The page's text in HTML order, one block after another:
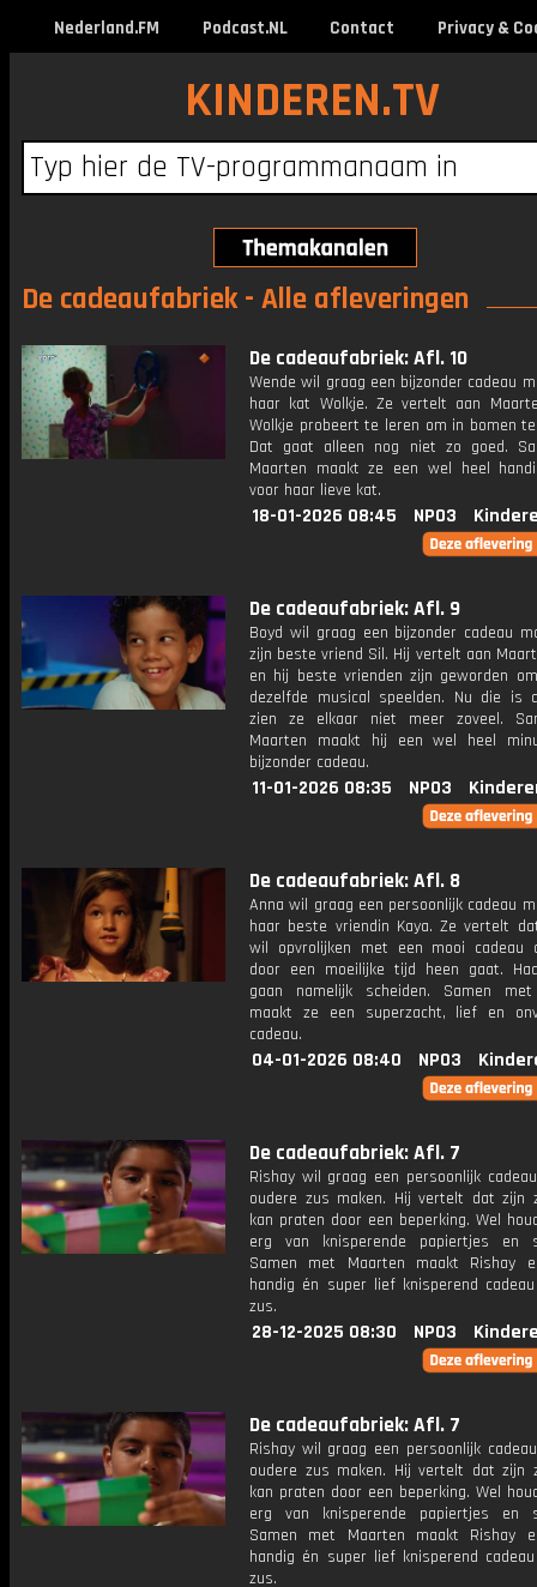
Nederland.FM Podcast.NL Contact Privacy &
KINDEREN.TV
De cadeaufabriek - Alle afleveringen
De cadeaufabriek: Afl. 10
Wende wil graag een bijzonder cadeau
haar kat Wolkje. Ze vertelt aan
Wolkje probeert te leren om in bomen
Dat gaat alleen nog niet zo goed.
Maarten maakt ze een wel heel
voor haar lieve kat.
18-01-2026 08:45 NPO3
De cadeaufabriek: Afl. 9
Boyd wil graag een bijzonder cadeau
zijn beste vriend Sil. Hij vertelt aan
en hij beste vrienden zijn geworden
dezelfde musical speelden. Nu die is
zien ze elkaar niet meer zoveel.
Maarten maakt hij een wel heel
bijzonder cadeau.
11-01-2026 08:35 NPO3
De cadeaufabriek: Afl. 8
Anna wil graag een persoonlijk cadeau
haar beste vriendin Kaya. Ze vertelt
wil opvrolijken met een mooi cadeau
door een moeilijke tijd heen gaat.
gaan namelijk scheiden. Samen
maakt ze een superzacht, lief en
cadeau.
04-01-2026 08:40 NPO3
De cadeaufabriek: Afl. 7
Rishay wil graag een persoonlijk
oudere zus maken. Hij vertelt dat zijn
kan praten door een beperking. Wel
erg van knisperende papiertjes en
Samen met Maarten maakt Rishay
handig én super lief knisperend
zus.
28-12-2025 08:30 NPO3
De cadeaufabriek: Afl. 7
Rishay wil graag een persoonlijk
oudere zus maken. Hij vertelt dat zijn
kan praten door een beperking. Wel
erg van knisperende papiertjes en
Samen met Maarten maakt Rishay
handig én super lief knisperend
zus.